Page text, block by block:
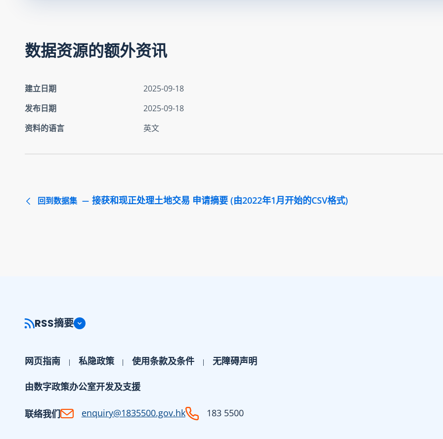
数据资源的额外资讯
建立日期
2025-09-18
发布日期
2025-09-18
资料的语言
英文
回到数据集 接获和现正处理土地交易 申请摘要 (由2022年1月开始的CSV格式)
RSS摘要
网页指南 私隐政策 使用条款及条件 无障碍声明
由数字政策办公室开发及支援
联络我们 enquiry@1835500.gov.hk 183 5500